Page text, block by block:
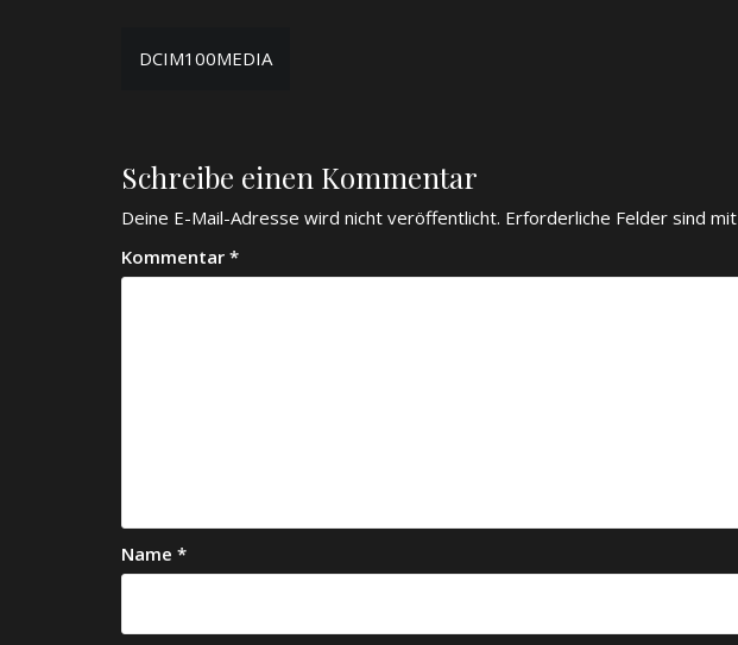
Beitragsnavigation
DCIM100MEDIA
Schreibe einen Kommentar
Deine E-Mail-Adresse wird nicht veröffentlicht. Erforderliche Felder sind mit
Kommentar *
Name *